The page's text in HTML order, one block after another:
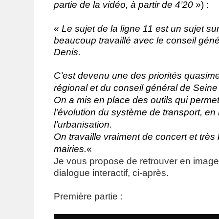
partie de la vidéo, à partir de 4’20 ») :
« Le sujet de la ligne 11 est un sujet
beaucoup travaillé avec le conseil
Denis.
C’est devenu une des priorités
régional et du conseil général de
On a mis en place des outils qui
l’évolution du système de transport,
l’urbanisation.
On travaille vraiment de concert et très
mairies.«
Je vous propose de retrouver en
dialogue interactif, ci-après.
Première partie :